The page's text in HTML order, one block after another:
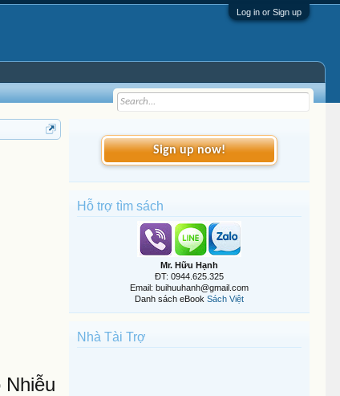
Log in or Sign up
Sign up now!
Hỗ trợ tìm sách
Mr. Hữu Hạnh
ĐT: 0944.625.325
Email: buihuuhanh@gmail.com
Danh sách eBook Sách Việt
Nhà Tài Trợ